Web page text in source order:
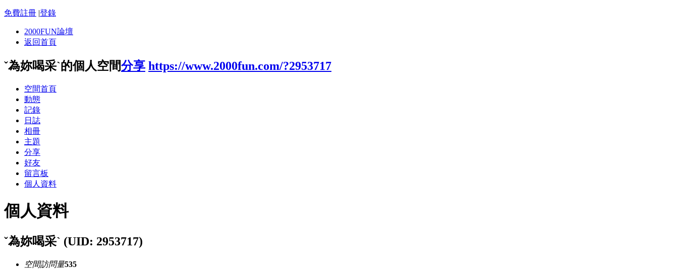
免費註冊 |登錄
2000FUN論壇
返回首頁
ˇ為妳喝采`的個人空間分享 https://www.2000fun.com/?2953717
空間首頁
動態
記錄
日誌
相冊
主題
分享
好友
留言板
個人資料
個人資料
ˇ為妳喝采` (UID: 2953717)
空間訪問量535